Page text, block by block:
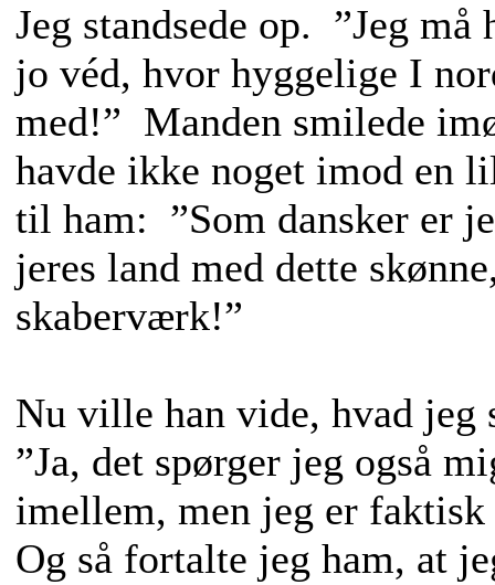
Jeg standsede op. ”Jeg
jo véd, hvor hyggelige I
med!” Manden smilede
havde ikke noget imod en
til ham: ”Som dansker er
jeres land med dette
skaberværk!”
Nu ville han vide, hvad
”Ja, det spørger jeg også
imellem, men jeg er
Og så fortalte jeg ham, at